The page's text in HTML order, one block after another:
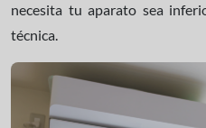
necesita tu aparato sea
técnica.